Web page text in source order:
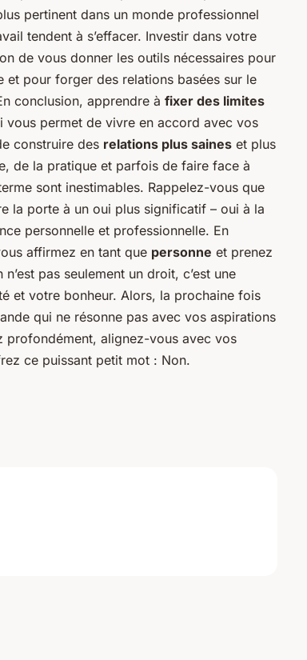
pertinent dans un monde professionnel
tendent à s’effacer. Investir dans votre
de vous donner les outils nécessaires pour
et pour forger des relations basées sur le
conclusion, apprendre à fixer des limites
vous permet de vivre en accord avec vos
construire des relations plus saines et plus
de la pratique et parfois de faire face à
sont inestimables. Rappelez-vous que
la porte à un oui plus significatif – oui à la
personnelle et professionnelle. En
affirmez en tant que personne et prenez
pas seulement un droit, c’est une
et votre bonheur. Alors, la prochaine fois
qui ne résonne pas avec vos aspirations
profondément, alignez-vous avec vos
ce puissant petit mot : Non.